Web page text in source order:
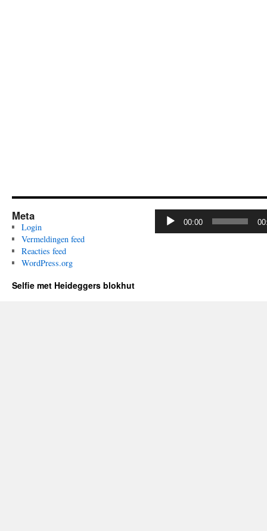
Meta
Login
Vermeldingen feed
Reacties feed
WordPress.org
Audiospeler
00:00
Selfie met Heideggers blokhut